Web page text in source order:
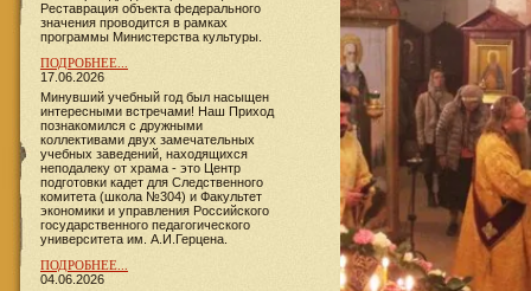
Реставрация объекта федерального
значения проводится в рамках
программы Министерства культуры.
ПОДРОБНЕЕ...
17.06.2026
​​​​​​Минувший учебный год был насыщен
интересными встречами! Наш Приход
познакомился с дружными
коллективами двух замечательных
учебных заведений, находящихся
неподалеку от храма - это Центр
подготовки кадет для Следственного
комитета (школа №304) и Факультет
экономики и управления Российского
государственного педагогического
университета им. А.И.Герцена.
ПОДРОБНЕЕ...
04.06.2026